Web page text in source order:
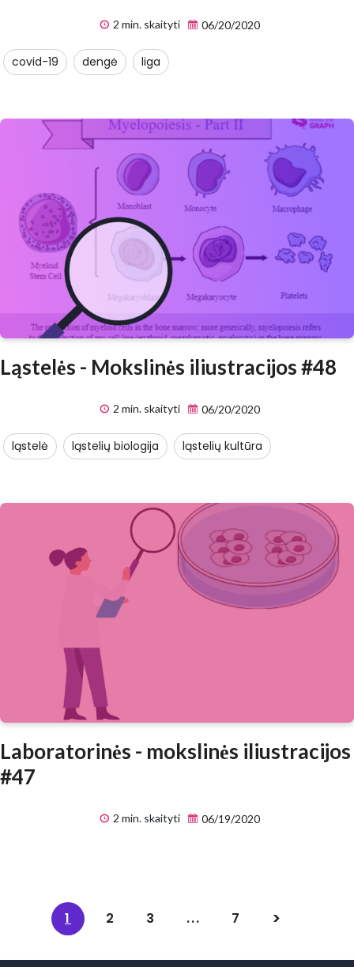
2 min. skaityti 06/20/2020
covid-19 dengė liga
Ląstelės - Mokslinės iliustracijos #48
2 min. skaityti 06/20/2020
ląstelė ląstelių biologija ląstelių kultūra
Laboratorinės - mokslinės iliustracijos
#47
2 min. skaityti 06/19/2020
1 2 3 ... 7